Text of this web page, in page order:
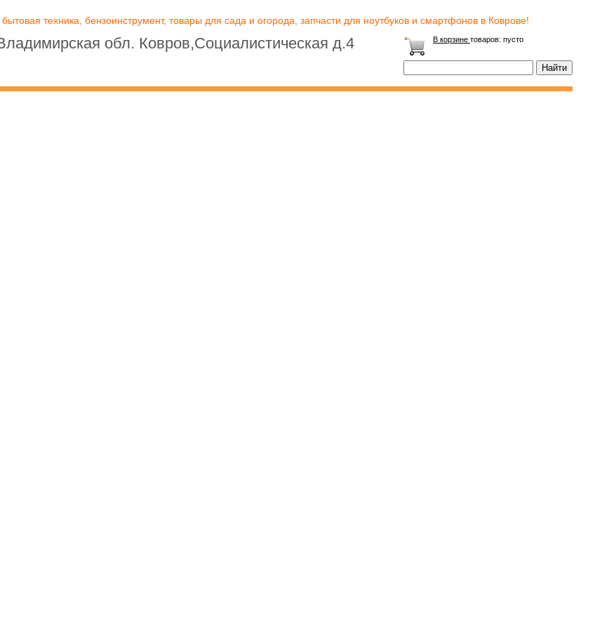
техника, бензоинструмент, товары для сада и огорода, запчасти для ноутбуков и смартфонов в Коврове!
обл. Ковров,Социалистическая д.4 В корзине товаров: пусто